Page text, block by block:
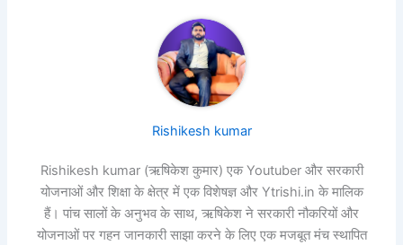
Rishikesh kumar
Rishikesh kumar (ऋषिकेश कुमार) एक Youtuber और सरकारी
योजनाओं और शिक्षा के क्षेत्र में एक विशेषज्ञ और Ytrishi.in के मालिक
हैं। पांच सालों के अनुभव के साथ, ऋषिकेश ने सरकारी नौकरियों और
योजनाओं पर गहन जानकारी साझा करने के लिए एक मजबूत मंच स्थापित